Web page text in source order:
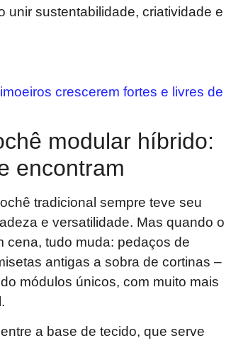
unir sustentabilidade, criatividade e
crescerem fortes e livres de
modular híbrido:
encontram
tradicional sempre teve seu
e versatilidade. Mas quando o
cena, tudo muda: pedaços de
antigas a sobra de cortinas –
módulos únicos, com muito mais
a base de tecido, que serve